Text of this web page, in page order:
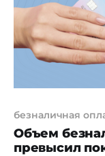
безналичная
Объем
превысил